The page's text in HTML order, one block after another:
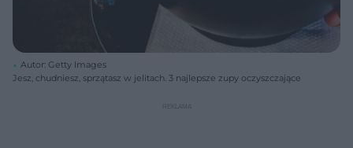
Autor: Getty Images
Jesz, chudniesz, sprzątasz w jelitach. 3 najlepsze zupy oczyszczające